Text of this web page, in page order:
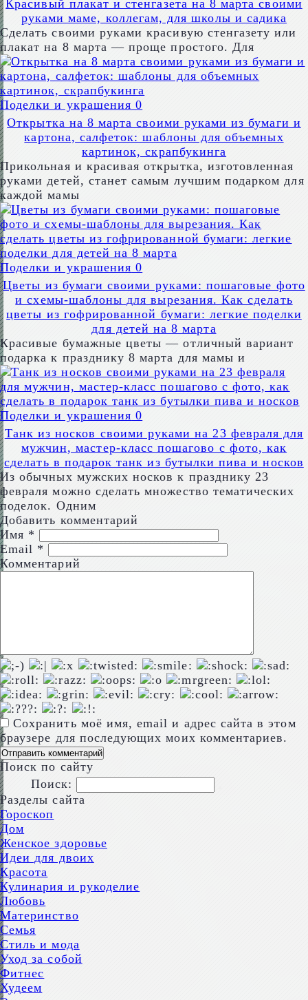
Красивый плакат и стенгазета на 8 марта своими
руками маме, коллегам, для школы и садика
Сделать своими руками красивую стенгазету или
плакат на 8 марта — проще простого. Для
Поделки и украшения 0
Открытка на 8 марта своими руками из бумаги и
картона, салфеток: шаблоны для объемных
картинок, скрапбукинга
Прикольная и красивая открытка, изготовленная
руками детей, станет самым лучшим подарком для
каждой мамы
Поделки и украшения 0
Цветы из бумаги своими руками: пошаговые фото
и схемы-шаблоны для вырезания. Как сделать
цветы из гофрированной бумаги: легкие поделки
для детей на 8 марта
Красивые бумажные цветы — отличный вариант
подарка к празднику 8 марта для мамы и
Поделки и украшения 0
Танк из носков своими руками на 23 февраля для
мужчин, мастер-класс пошагово с фото, как
сделать в подарок танк из бутылки пива и носков
Из обычных мужских носков к празднику 23
февраля можно сделать множество тематических
поделок. Одним
Добавить комментарий
Имя *
Email *
Комментарий
Сохранить моё имя, email и адрес сайта в этом
браузере для последующих моих комментариев.
Поиск по сайту
Поиск:
Разделы сайта
Гороскоп
Дом
Женское здоровье
Идеи для двоих
Красота
Кулинария и рукоделие
Любовь
Материнство
Семья
Стиль и мода
Уход за собой
Фитнес
Худеем